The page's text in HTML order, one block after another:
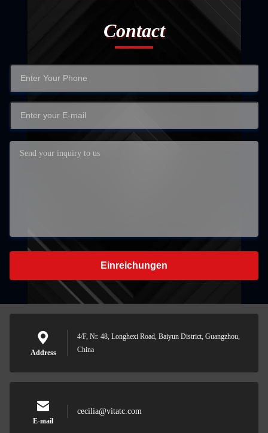
Contact
Einreichungen
Address
4/F, Nr. 48, Longhexi Road, Baiyun District, Guangzhou,
China
E-mail
cecilia@vitatc.com